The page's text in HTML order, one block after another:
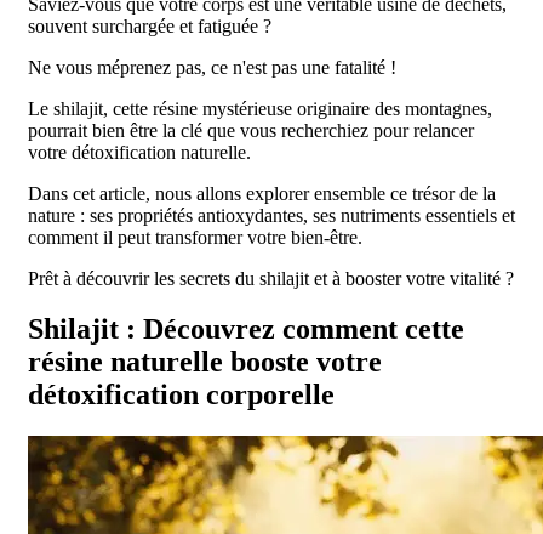
souvent surchargée et fatiguée ?
Ne vous méprenez pas, ce n'est pas une fatalité !
Le shilajit, cette résine mystérieuse originaire des montagnes,
pourrait bien être la clé que vous recherchiez pour relancer
votre détoxification naturelle.
Dans cet article, nous allons explorer ensemble ce trésor de la
nature : ses propriétés antioxydantes, ses nutriments essentiels et
comment il peut transformer votre bien-être.
Prêt à découvrir les secrets du shilajit et à booster votre vitalité ?
Shilajit : Découvrez comment cette
résine naturelle booste votre
détoxification corporelle